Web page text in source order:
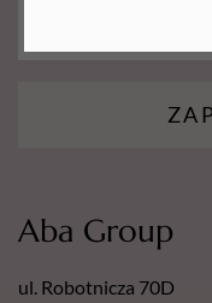
Aba Group
ul. Robotnicza 70D